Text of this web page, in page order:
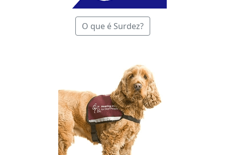
O que é Surdez?